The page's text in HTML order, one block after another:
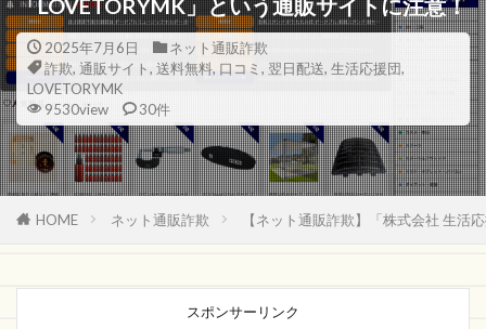
「LOVETORYMK」という通販サイトに注意！
2025年7月6日
ネット通販詐欺
詐欺, 通販サイト, 送料無料, 口コミ , 翌日配送, 生活応援団,
LOVETORYMK
9530view
30件
HOME ネット通販詐欺 【ネット通販詐欺】「株式会社 生活
スポンサーリンク